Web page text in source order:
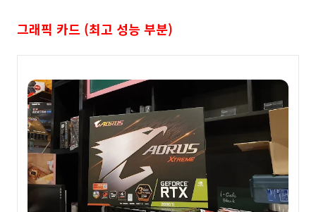
그래픽 카드 (최고 성능 부분)